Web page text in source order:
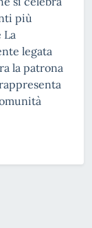
più
legata
la patrona